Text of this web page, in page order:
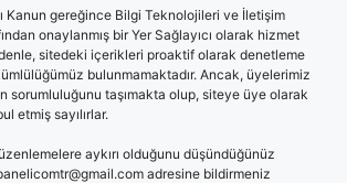
Kanun gereğince Bilgi Teknolojileri ve İletişim
onaylanmış bir Yer Sağlayıcı olarak hizmet
sitedeki içerikleri proaktif olarak denetleme
bulunmamaktadır. Ancak, üyelerimiz
sorumluluğunu taşımakta olup, siteye üye olarak
etmiş sayılırlar.
aykırı olduğunu düşündüğünüz
adresine bildirmeniz